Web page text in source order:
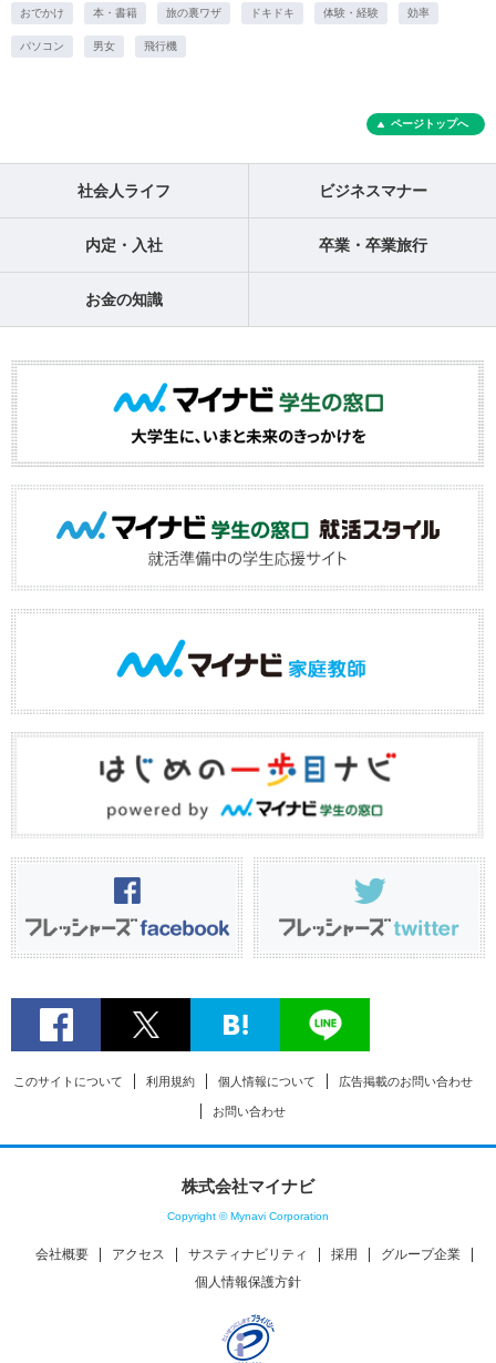
おでかけ 本・書籍 旅の裏ワザ ドキドキ 体験・経験 効率
パソコン 男女 飛行機
ページトップへ
社会人ライフ ビジネスマナー
内定・入社 卒業・卒業旅行
お金の知識
このサイトについて 利用規約 個人情報について 広告掲載のお問い合わせ
お問い合わせ
株式会社マイナビ
Copyright © Mynavi Corporation
会社概要 アクセス サスティナビリティ 採用
グループ企業
個人情報保護方針